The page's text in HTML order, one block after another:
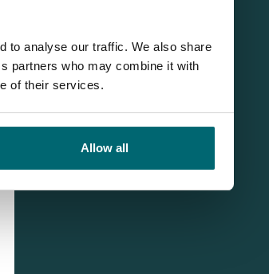
to analyse our traffic. We also share
partners who may combine it with
of their services.
Allow all